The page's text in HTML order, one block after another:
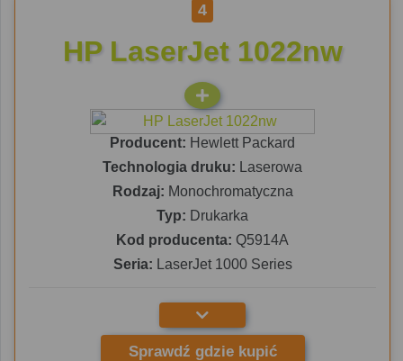
4
HP LaserJet 1022nw
Producent: Hewlett Packard
Technologia druku: Laserowa
Rodzaj: Monochromatyczna
Typ: Drukarka
Kod producenta: Q5914A
Seria: LaserJet 1000 Series
Sprawdź gdzie kupić